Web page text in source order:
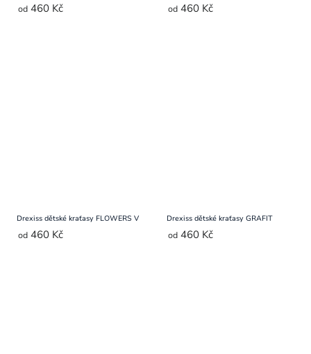
od 460 Kč od 460 Kč
Drexiss dětské kraťasy FLOWERS V
od 460 Kč
Drexiss dětské kraťasy GRAFIT
od 460 Kč